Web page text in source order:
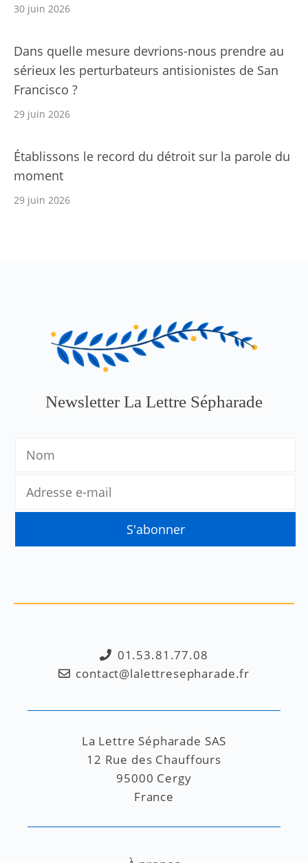
30 juin 2026
Dans quelle mesure devrions-nous prendre au
sérieux les perturbateurs antisionistes de San
Francisco ?
29 juin 2026
Établissons le record du détroit sur la parole du
moment
29 juin 2026
Newsletter La Lettre Sépharade
01.53.81.77.08
contact@lalettresepharade.fr
La Lettre Sépharade SAS
12 Rue des Chauffours
95000 Cergy
France